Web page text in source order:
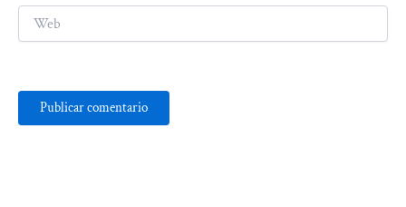
Web